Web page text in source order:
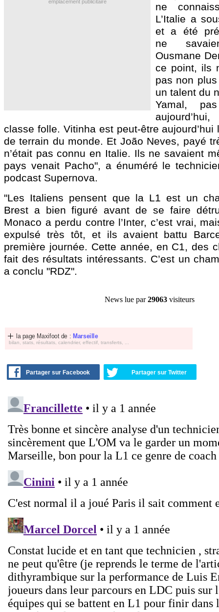
emplacement publicitaire
ne
L’Italie a
et a été
ne
Ousmane
ce point, ils
pas non
un talent du
Yamal,
classe folle. Vitinha est peut-être
de terrain du monde. Et João Neves, payé
n’était pas connu en Italie. Ils ne savaient
pays venait Pacho", a énuméré le
podcast Supernova.
"Les Italiens pensent que la L1 est un
Brest a bien figuré avant de se faire
Monaco a perdu contre l’Inter, c’est vrai,
expulsé très tôt, et ils avaient battu
première journée. Cette année, en C1, des
fait des résultats intéressants. C’est un
a conclu "RDZ".
News lue par29063 visiteurs
la page Maxifoot de : Marseille
bilan, stats, résultats, calendrier, effectif, transferts, ...
Partager sur Facebook Partager sur Twitter